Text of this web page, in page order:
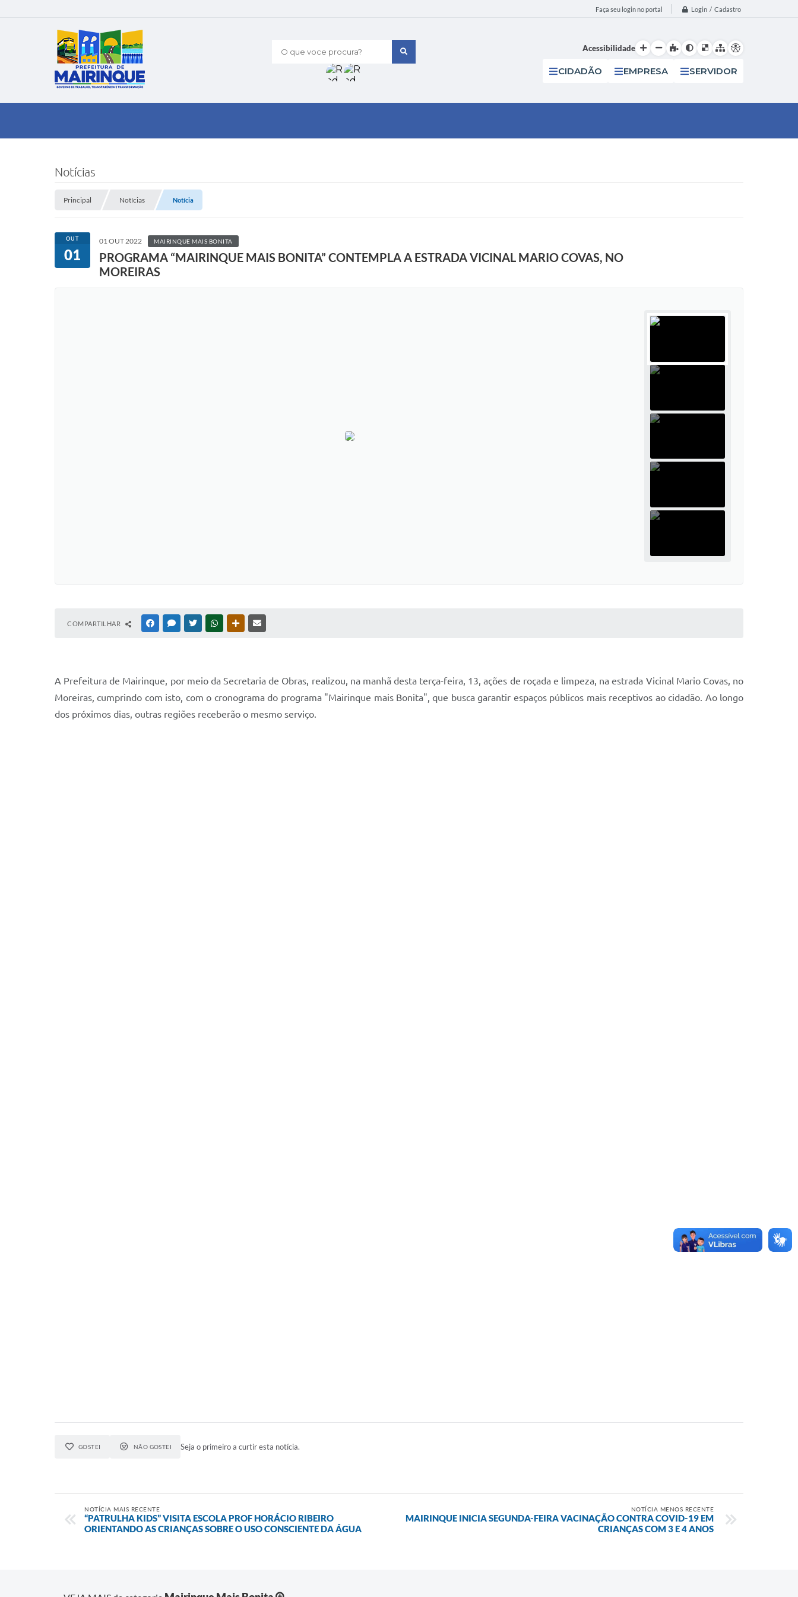
Faça seu login no portal Login / Cadastro
O que voce procura? Acessibilidade
CIDADÃO EMPRESA SERVIDOR
Notícias
Principal Notícias Notícia
OUT
01
01 OUT 2022 MAIRINQUE MAIS BONITA
PROGRAMA “MAIRINQUE MAIS BONITA” CONTEMPLA A ESTRADA VICINAL MARIO COVAS, NO
MOREIRAS
COMPARTILHAR FACEBOOKMESSENGER
TWITTERWHATSAPPOUTRAS MÍDIAS
A Prefeitura de Mairinque, por meio da Secretaria de Obras, realizou, na manhã desta terça-feira, 13, ações de roçada e limpeza, na estrada Vicinal Mario Covas, no
Moreiras, cumprindo com isto, com o cronograma do programa "Mairinque mais Bonita", que busca garantir espaços públicos mais receptivos ao cidadão. Ao longo
dos próximos dias, outras regiões receberão o mesmo serviço.
GOSTEI NÃO GOSTEI Seja o primeiro a curtir esta notícia.
NOTÍCIA MAIS RECENTE
“PATRULHA KIDS” VISITA ESCOLA PROF HORÁCIO RIBEIRO
ORIENTANDO AS CRIANÇAS SOBRE O USO CONSCIENTE DA ÁGUA
NOTÍCIA MENOS RECENTE
MAIRINQUE INICIA SEGUNDA-FEIRA VACINAÇÃO CONTRA COVID-19 EM
CRIANÇAS COM 3 E 4 ANOS